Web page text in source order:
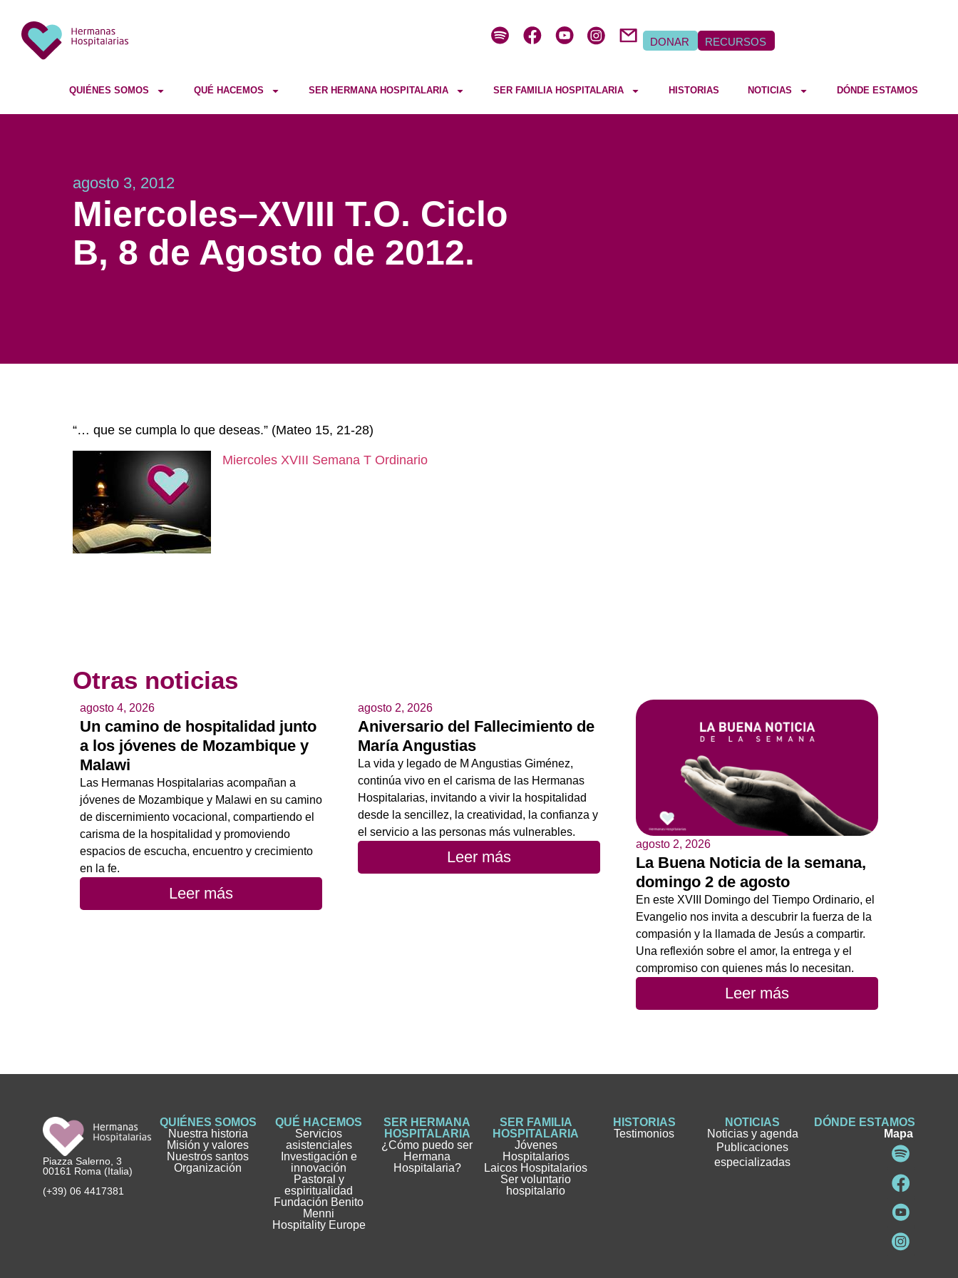
DONAR RECURSOS
QUIÉNES SOMOS QUÉ HACEMOS SER HERMANA HOSPITALARIA SER FAMILIA HOSPITALARIA HISTORIAS NOTICIAS DÓNDE ESTAMOS
agosto 3, 2012
Miercoles–XVIII T.O. Ciclo
B, 8 de Agosto de 2012.
“… que se cumpla lo que deseas.” (Mateo 15, 21-28)
Miercoles XVIII Semana T Ordinario
Otras noticias
agosto 4, 2026
Un camino de hospitalidad junto
a los jóvenes de Mozambique y
Malawi
Las Hermanas Hospitalarias acompañan a
jóvenes de Mozambique y Malawi en su camino
de discernimiento vocacional, compartiendo el
carisma de la hospitalidad y promoviendo
espacios de escucha, encuentro y crecimiento
en la fe.
Leer más
agosto 2, 2026
Aniversario del Fallecimiento de
María Angustias
La vida y legado de M Angustias Giménez,
continúa vivo en el carisma de las Hermanas
Hospitalarias, invitando a vivir la hospitalidad
desde la sencillez, la creatividad, la confianza y
el servicio a las personas más vulnerables.
Leer más
agosto 2, 2026
La Buena Noticia de la semana,
domingo 2 de agosto
En este XVIII Domingo del Tiempo Ordinario, el
Evangelio nos invita a descubrir la fuerza de la
compasión y la llamada de Jesús a compartir.
Una reflexión sobre el amor, la entrega y el
compromiso con quienes más lo necesitan.
Leer más
Piazza Salerno, 3
00161 Roma (Italia)
(+39) 06 4417381
QUIÉNES SOMOS
Nuestra historia
Misión y valores
Nuestros santos
Organización
QUÉ HACEMOS
Servicios
asistenciales
Investigación e
innovación
Pastoral y
espiritualidad
Fundación Benito
Menni
Hospitality Europe
SER HERMANA
HOSPITALARIA
¿Cómo puedo ser
Hermana
Hospitalaria?
SER FAMILIA
HOSPITALARIA
Jóvenes
Hospitalarios
Laicos Hospitalarios
Ser voluntario
hospitalario
HISTORIAS
Testimonios
NOTICIAS
Noticias y agenda
Publicaciones
especializadas
DÓNDE ESTAMOS
Mapa